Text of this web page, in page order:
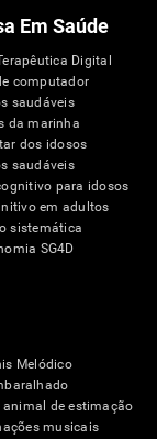
Em Saúde
Digital
computador
saudáveis
da marinha
dos idosos
saudáveis
para idosos
em adultos
sistemática
SG4D
Melódico
animal de estimação
musicais